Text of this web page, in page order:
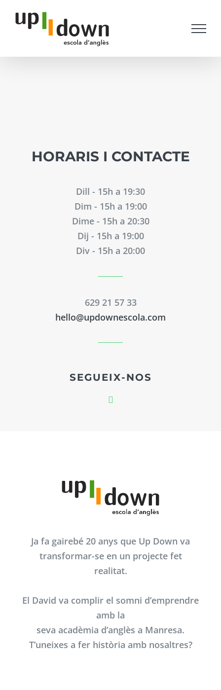
HORARIS I CONTACTE
Dill - 15h a 19:30
Dim - 15h a 19:00
Dime - 15h a 20:30
Dij - 15h a 19:00
Div - 15h a 20:00
629 21 57 33
hello@updownescola.com
SEGUEIX-NOS
Ja fa gairebé 20 anys que Up Down va
transformar-se en un projecte fet
realitat.
El David va complir el somni d’emprendre
amb la
seva acadèmia d’anglès a Manresa.
T’uneixes a fer història amb nosaltres?